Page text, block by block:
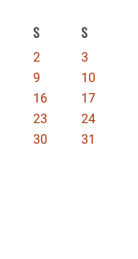
S S
2
3
9
10
16
17
23
24
30
31